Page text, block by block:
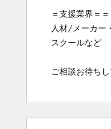
＝支援業界＝
人材/メーカ
スクールなど
ご相談お待ちし